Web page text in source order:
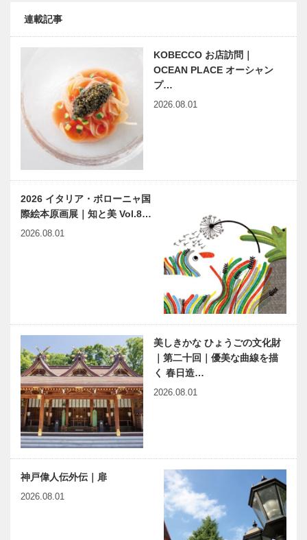
連載記事
KOBECCO お店訪問｜
OCEAN PLACE オーシャン
プ…
2026.08.01
2026 イタリア・ボローニャ国
際絵本原画展｜知と美 Vol.8…
2026.08.01
美しきかな ひょうごの文化財
｜第二十回｜優美な曲線を描
く 春日造…
2026.08.01
神戸偉人伝外伝｜扉
2026.08.01